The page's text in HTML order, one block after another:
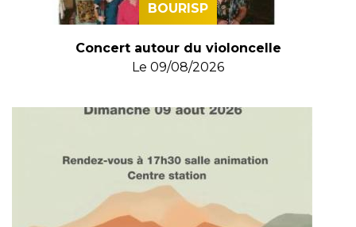
BOURISP
Concert autour du violoncelle
Le 09/08/2026